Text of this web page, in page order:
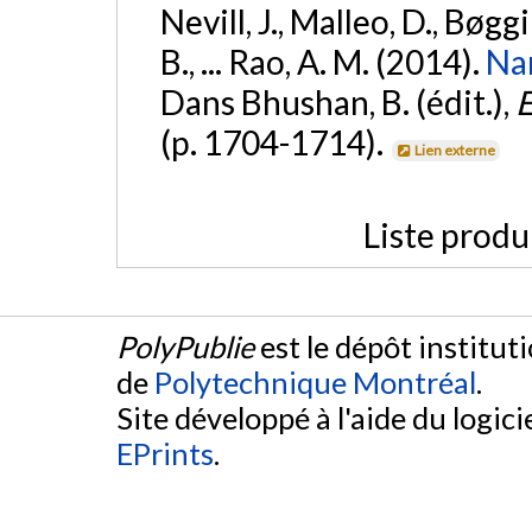
Nevill, J., Malleo, D.,
B., ... Rao, A. M. (2014).
Dans Bhushan, B. (édit.),
(p. 1704-1714).
Lien externe
Liste
PolyPublieest le dépôt
de Polytechnique Montréal.
Site développé à l'aide du
EPrints.